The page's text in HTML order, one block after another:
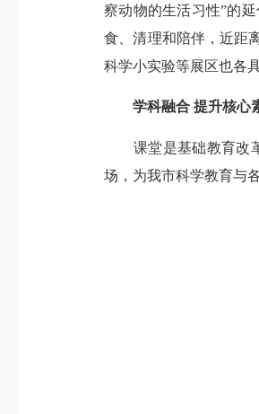
察动物的生活习性”的
食、清理和陪伴，近距
科学小实验等展区也各
学科融合 提升核心
课堂是基础教育改革
场，为我市科学教育与